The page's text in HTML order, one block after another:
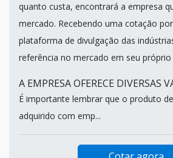
quanto custa, encontrará a empresa
mercado. Recebendo uma cotação
plataforma de divulgação das
referência no mercado em seu
A EMPRESA OFERECE DIVERSAS
É importante lembrar que o produto
adquirido com emp...